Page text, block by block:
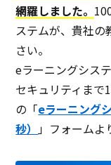
購入版
月額制
Q&A機能
ビジネスマナー科目
網羅しました。
ステムが、貴社の
さい。
eラーニングシス
セキュリティまで
の「eラーニング
秒） 」フォームよ